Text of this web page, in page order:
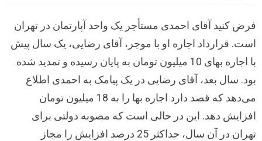
فرض کنید آقای احمدی مستأجر یک واحد آپارتمان در تهران
است. قرارداد اجاره او با موجر، آقای رضایی، یک سال پیش
با اجاره بهای 10 میلیون تومان به پایان رسیده و تمدید شده
بود. سال بعد، آقای رضایی در یک پیامک به احمدی اطلاع
می‌دهد که قصد دارد اجاره بها را به 18 میلیون تومان
افزایش دهد. این در حالی است که مصوبه دولتی برای
تهران در آن سال، حداکثر 25 درصد افزایش را مجاز